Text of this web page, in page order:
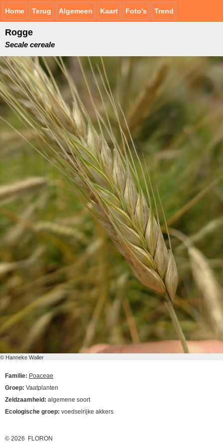
Home Terug Algemeen Kaart Foto's Trend
Rogge
Secale cereale
© Hanneke Waller
Familie: Poaceae
Groep: Vaatplanten
Zeldzaamheid: algemene soort
Ecologische groep: voedselrijke akkers
© 2026 FLORON